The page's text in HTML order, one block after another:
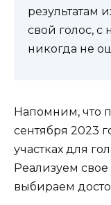
результатам
свой голос,
никогда не
Напомним, что
сентября 2023
участках для
Реализуем
выбираем